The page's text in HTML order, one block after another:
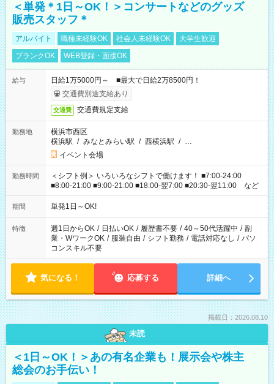
＜単発＊1日～OK！＞コンサートなどのグッズ
販売スタッフ＊
アルバイト 職種未経験OK 社会人未経験OK
大学生歓迎
ブランクOK
WEB登録・面接OK
給与
日給1万5000円～ ■最大で日給2万8500円！
交通費別途支給あり
交通費 交通費規定支給
勤務地
横浜市西区
横浜駅 / みなとみらい駅 / 西横浜駅 / …
イベント会場
勤務時間
＜シフト例＞ いろいろなシフトで働けます！ ■7:00-24:00
■8:00-21:00 ■9:00-21:00 ■18:00-翌7:00 ■20:30-翌11:00 など
期間 単発1日～OK!
特徴 週1日からOK / 日払いOK / 履歴書不要 / 40～50代活躍中 / 副
業・WワークOK / 服装自由 / シフト勤務 / 電話対応なし / パソ
コンスキル不要
気になる！ 応募する 詳細へ
掲載日：2026.08.10
未読
＜1日～OK！＞あの有名企業も！展示会や株主
総会のお手伝い！